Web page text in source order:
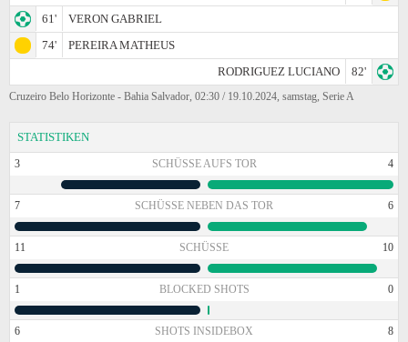
61'
VERON GABRIEL
74'
PEREIRA MATHEUS
RODRIGUEZ LUCIANO
82'
Cruzeiro Belo Horizonte - Bahia Salvador, 02:30 / 19.10.2024, samstag, Serie A
STATISTIKEN
3 SCHÜSSE AUFS TOR 4
7 SCHÜSSE NEBEN DAS TOR 6
11 SCHÜSSE 10
1 BLOCKED SHOTS 0
6 SHOTS INSIDEBOX 8